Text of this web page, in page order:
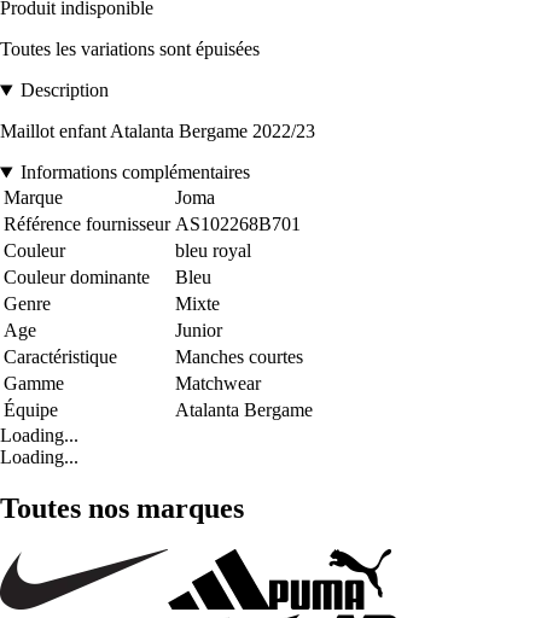
Produit indisponible
Toutes les variations sont épuisées
Description
Maillot enfant Atalanta Bergame 2022/23
Informations complémentaires
Marque
Joma
Référence fournisseur AS102268B701
Couleur
bleu royal
Couleur dominante
Bleu
Genre
Mixte
Age
Junior
Caractéristique
Manches courtes
Gamme
Matchwear
Équipe
Atalanta Bergame
Loading...
Loading...
Toutes nos marques